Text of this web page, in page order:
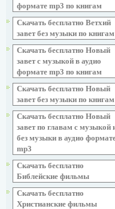
формате mp3 по книгам
Скачать бесплатно Ветхий
завет без музыки по книгам
Скачать бесплатно Новый
завет с музыкой в аудио
формате mp3 по книгам
Скачать бесплатно Новый
завет без музыки по книгам
Скачать бесплатно Новый
завет по главам с музыкой
без музыки в аудио
mp3
Скачать бесплатно
Библейские фильмы
Скачать бесплатно
Христианские фильмы